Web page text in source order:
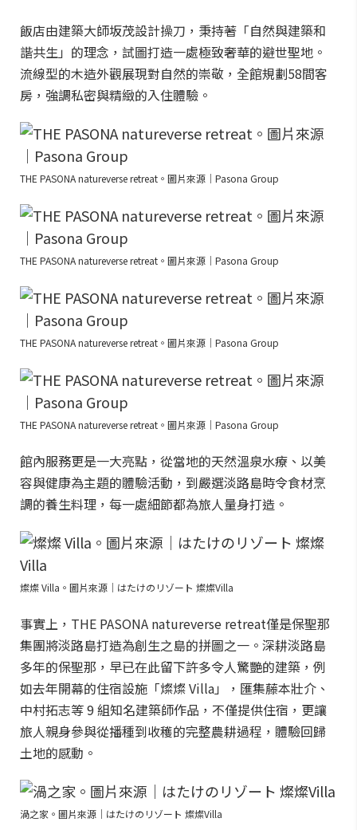
飯店由建築大師坂茂設計操刀，秉持著「自然與建築和
諧共生」的理念，試圖打造一處極致奢華的避世聖地。
流線型的木造外觀展現對自然的崇敬，全館規劃58間客
房，強調私密與精緻的入住體驗。
THE PASONA natureverse retreat。圖片來源｜Pasona Group
THE PASONA natureverse retreat。圖片來源｜Pasona Group
THE PASONA natureverse retreat。圖片來源｜Pasona Group
THE PASONA natureverse retreat。圖片來源｜Pasona Group
館內服務更是一大亮點，從當地的天然溫泉水療、以美
容與健康為主題的體驗活動，到嚴選淡路島時令食材烹
調的養生料理，每一處細節都為旅人量身打造。
燦燦 Villa。圖片來源｜はたけのリゾート 燦燦Villa
事實上，THE PASONA natureverse retreat僅是保聖那
集團將淡路島打造為創生之島的拼圖之一。深耕淡路島
多年的保聖那，早已在此留下許多令人驚艷的建築，例
如去年開幕的住宿設施「燦燦 Villa」，匯集藤本壯介、
中村拓志等 9 組知名建築師作品，不僅提供住宿，更讓
旅人親身參與從播種到收穫的完整農耕過程，體驗回歸
土地的感動。
渦之家。圖片來源｜はたけのリゾート 燦燦Villa